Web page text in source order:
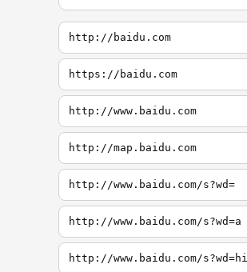
http://baidu.com
https://baidu.com
http://www.baidu.com
http://map.baidu.com
http://www.baidu.com/s?wd=
http://www.baidu.com/s?wd=a
http://www.baidu.com/s?wd=hi